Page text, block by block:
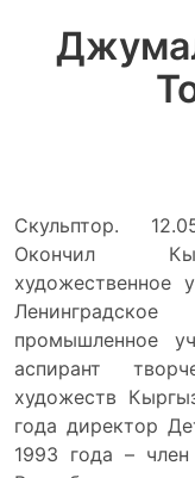
Скульптор.
Окончил
художественное
промышленное
аспирант
художеств
года директор
1993 года –